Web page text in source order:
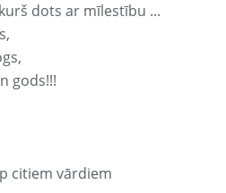
dots ar mīlestību ...
gods!!!
citiem vārdiem